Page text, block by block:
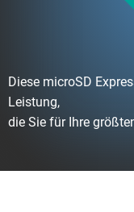
Diese microSD
Leistung,
die Sie für Ihre